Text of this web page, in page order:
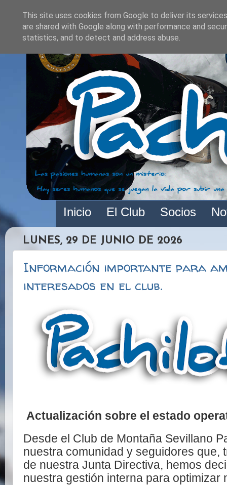
Inicio El Club Socios
LUNES, 29 DE JUNIO DE 2026
Información importante para
interesados en el club.
Actualización sobre el estado
Desde el Club de Montaña Sevillano
nuestra comunidad y seguidores que,
de nuestra Junta Directiva, hemos
nuestra gestión interna para optimizar
This site uses cookies from Google to deliver its
are shared with Google along with performance and
statistics, and to detect and address abuse.